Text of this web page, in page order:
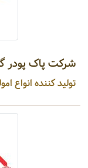
شرکت پاک پودر
تولید کننده انواع امولسیفایرهای غذایی و دارویی ...